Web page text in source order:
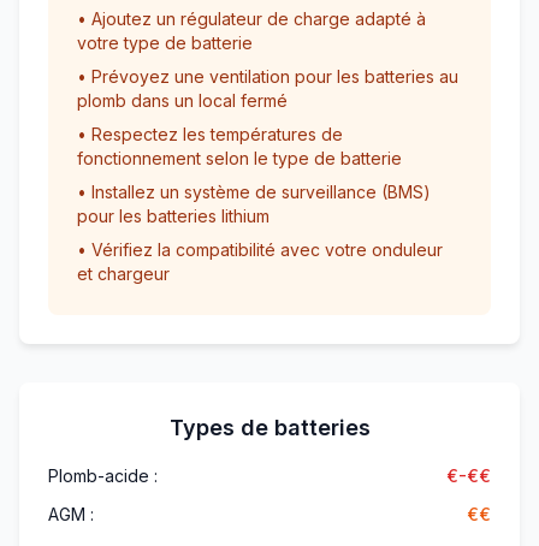
• Ajoutez un régulateur de charge adapté à
votre type de batterie
• Prévoyez une ventilation pour les batteries au
plomb dans un local fermé
• Respectez les températures de
fonctionnement selon le type de batterie
• Installez un système de surveillance (BMS)
pour les batteries lithium
• Vérifiez la compatibilité avec votre onduleur
et chargeur
Types de batteries
Plomb-acide :
€-€€
AGM :
€€